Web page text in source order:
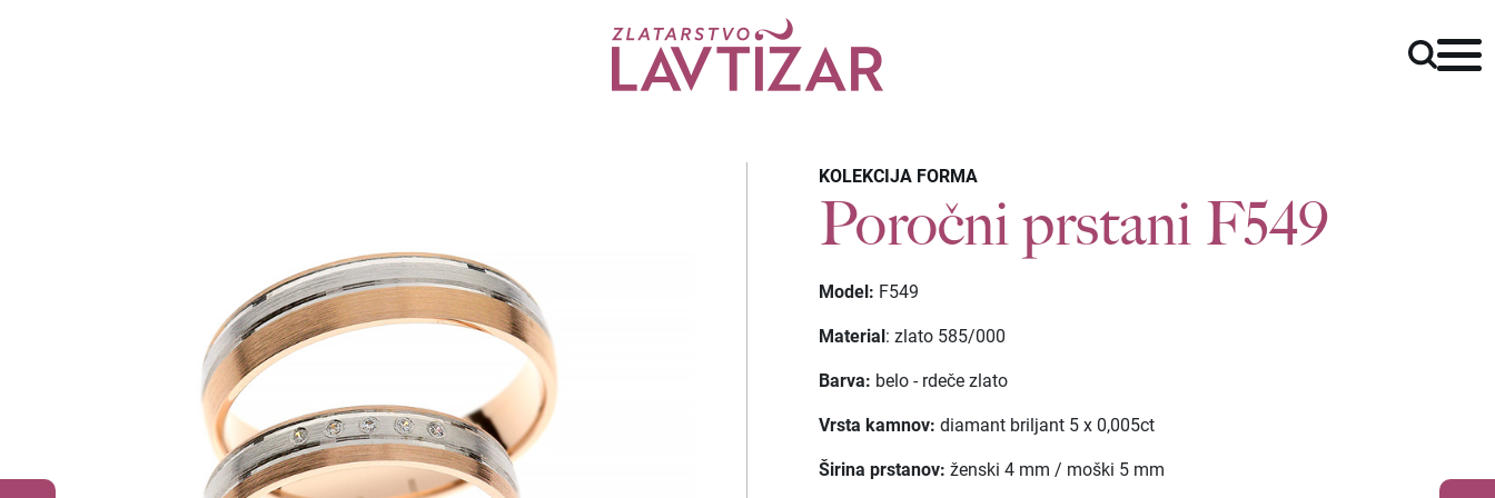
KOLEKCIJA FORMA
Poročni prstani F549
Model: F549
Material: zlato 585/000
Barva: belo - rdeče zlato
Vrsta kamnov: diamant briljant 5 x 0,005ct
Širina prstanov: ženski 4 mm / moški 5 mm